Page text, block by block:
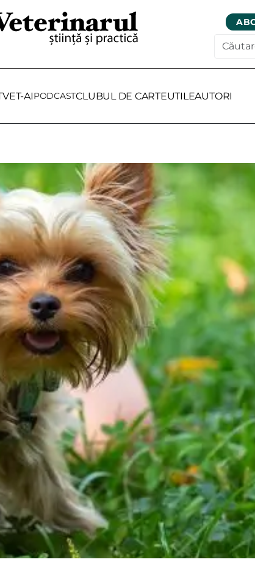
VET-AIPODCASTCLUBUL DE CARTEUTILEAUTORI